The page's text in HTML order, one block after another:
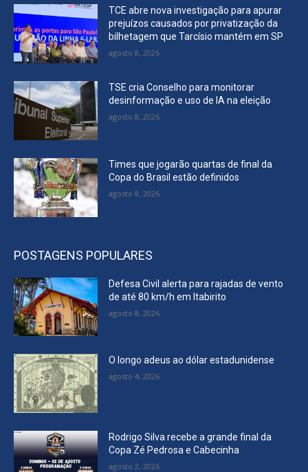
TCE abre nova investigação para apurar
prejuízos causados por privatização da
bilhetagem que Tarcísio mantém em SP
agosto 8, 2026
TSE cria Conselho para monitorar
desinformação e uso de IA na eleição
agosto 8, 2026
Times que jogarão quartas de final da
Copa do Brasil estão definidos
agosto 8, 2026
POSTAGENS POPULARES
Defesa Civil alerta para rajadas de vento
de até 80 km/h em Itabirito
agosto 8, 2026
O longo adeus ao dólar estadunidense
agosto 4, 2026
Rodrigo Silva recebe a grande final da
Copa Zé Pedrosa e Cabecinha
agosto 2, 2026